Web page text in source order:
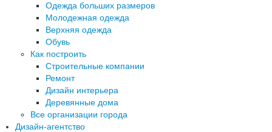
Одежда больших размеров
Молодежная одежда
Верхняя одежда
Обувь
Как построить
Строительные компании
Ремонт
Дизайн интерьера
Деревянные дома
Все организации города
Дизайн-агентство